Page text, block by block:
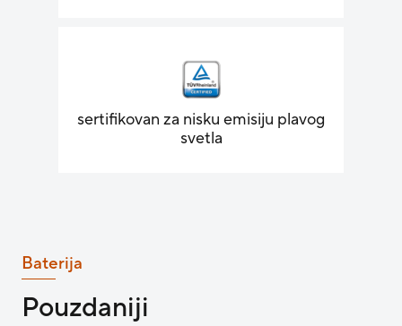
sertifikovan za nisku emisiju plavog
svetla
Baterija
Pouzdaniji